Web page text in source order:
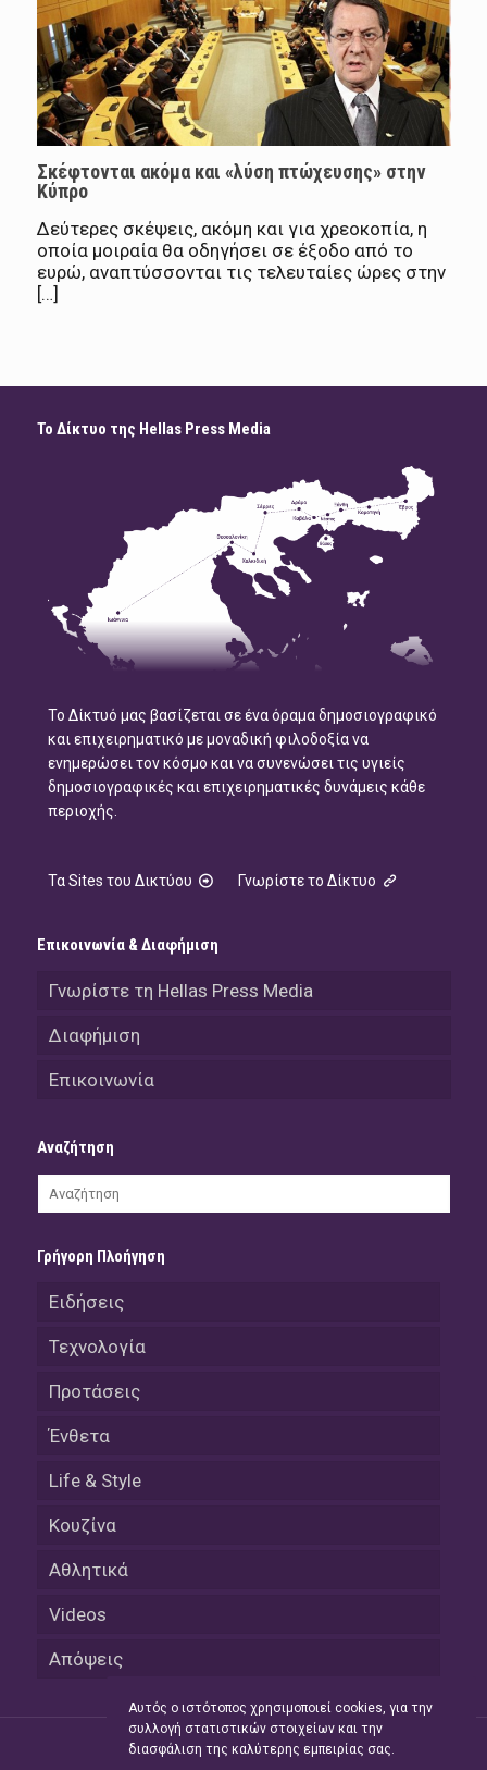
Σκέφτονται ακόμα και «λύση πτώχευσης» στην
Κύπρο
Δεύτερες σκέψεις, ακόμη και για χρεοκοπία, η
οποία μοιραία θα οδηγήσει σε έξοδο από το
ευρώ, αναπτύσσονται τις τελευταίες ώρες στην
[…]
Το Δίκτυο της Hellas Press Media
Το Δίκτυό μας βασίζεται σε ένα όραμα δημοσιογραφικό
και επιχειρηματικό με μοναδική φιλοδοξία να
ενημερώσει τον κόσμο και να συνενώσει τις υγιείς
δημοσιογραφικές και επιχειρηματικές δυνάμεις κάθε
περιοχής.
Τα Sites του Δικτύου Γνωρίστε το Δίκτυο
Επικοινωνία & Διαφήμιση
Γνωρίστε τη Hellas Press Media
Διαφήμιση
Επικοινωνία
Αναζήτηση
Γρήγορη Πλοήγηση
Ειδήσεις
Τεχνολογία
Προτάσεις
Ένθετα
Life & Style
Κουζίνα
Αθλητικά
Videos
Απόψεις
Αυτός ο ιστότοπος χρησιμοποιεί cookies, για την
συλλογή στατιστικών στοιχείων και την
διασφάλιση της καλύτερης εμπειρίας σας.